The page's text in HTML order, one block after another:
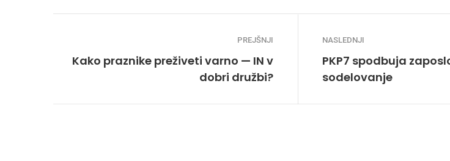
PREJŠNJI
Kako praznike preživeti varno — IN v
dobri družbi?
NASLEDNJI
PKP7 spodbuja
sodelovanje